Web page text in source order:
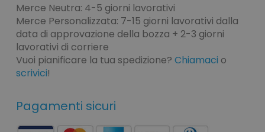
Merce Neutra: 4-5 giorni lavorativi
Merce Personalizzata: 7-15 giorni lavorativi dalla
data di approvazione della bozza + 2-3 giorni
lavorativi di corriere
Vuoi pianificare la tua spedizione? Chiamaci o
scrivici!
Pagamenti sicuri